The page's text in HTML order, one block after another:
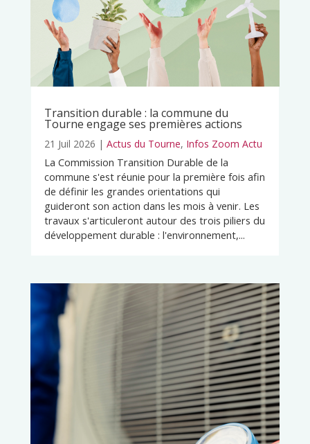
Transition durable : la commune du
Tourne engage ses premières actions
21 Juil 2026 | Actus du Tourne, Infos Zoom Actu
La Commission Transition Durable de la
commune s'est réunie pour la première fois afin
de définir les grandes orientations qui
guideront son action dans les mois à venir. Les
travaux s'articuleront autour des trois piliers du
développement durable : l'environnement,...